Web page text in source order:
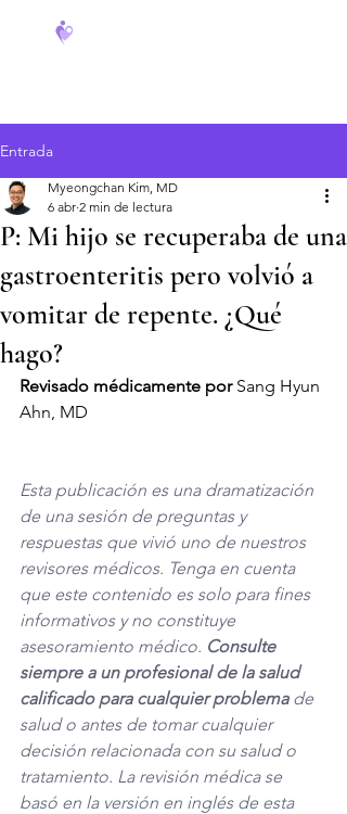
Entrada
P: Mi hijo se recuperaba de una
gastroenteritis pero volvió a
vomitar de repente. ¿Qué
hago?
Myeongchan Kim, MD
6 abr 2 min de lectura
Revisado médicamente por Sang Hyun
Ahn, MD
Esta publicación es una dramatización
de una sesión de preguntas y
respuestas que vivió uno de nuestros
revisores médicos. Tenga en cuenta
que este contenido es solo para fines
informativos y no constituye
asesoramiento médico. Consulte
siempre a un profesional de la salud
calificado para cualquier problema de
salud o antes de tomar cualquier
decisión relacionada con su salud o
tratamiento. La revisión médica se
basó en la versión en inglés de esta